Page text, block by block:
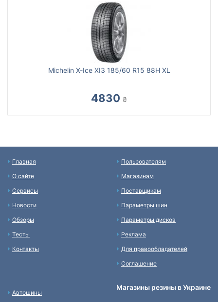
Michelin X-Ice XI3 185/60 R15 88H XL
4830 ₴
Главная
О сайте
Сервисы
Новости
Обзоры
Тесты
Контакты
Пользователям
Магазинам
Поставщикам
Параметры шин
Параметры дисков
Реклама
Для правообладателей
Соглашение
Автошины
Магазины резины в Украине